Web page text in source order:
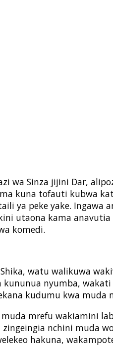
wa Sinza jijini Dar,
kuna tofauti kubwa
ya peke yake. Ingawa
utaona kama
komedi.
watu walikuwa
nyumba, wakati
kudumu kwa muda
mrefu wakiamini
nchini muda
hakuna,